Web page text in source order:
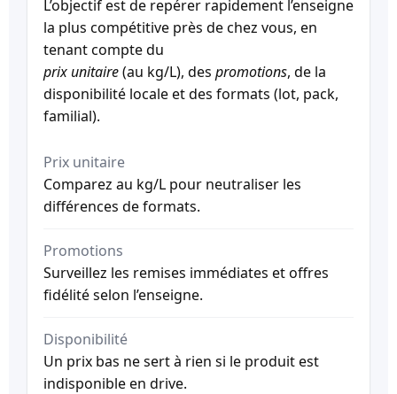
L’objectif est de repérer rapidement l’enseigne
la plus compétitive près de chez vous, en
tenant compte du
prix unitaire(au kg/L), des promotions, de la
disponibilité locale et des formats (lot, pack,
familial).
Prix unitaire
Comparez au kg/L pour neutraliser les
différences de formats.
Promotions
Surveillez les remises immédiates et offres
fidélité selon l’enseigne.
Disponibilité
Un prix bas ne sert à rien si le produit est
indisponible en drive.